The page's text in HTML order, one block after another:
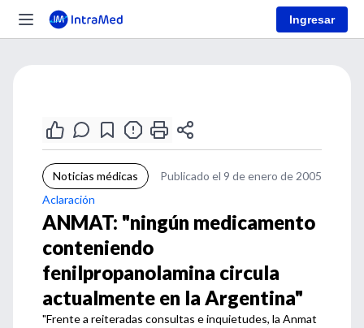
Ingresar
Noticias médicas
Publicado el 9 de enero de 2005
Aclaración
ANMAT: "ningún medicamento
conteniendo
fenilpropanolamina circula
actualmente en la Argentina"
"Frente a reiteradas consultas e inquietudes, la Anmat